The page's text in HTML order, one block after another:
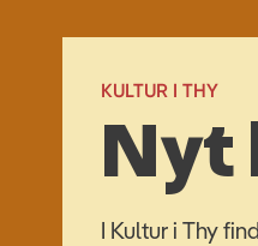
KULTUR I THY
Nyt
I Kultur i Thy